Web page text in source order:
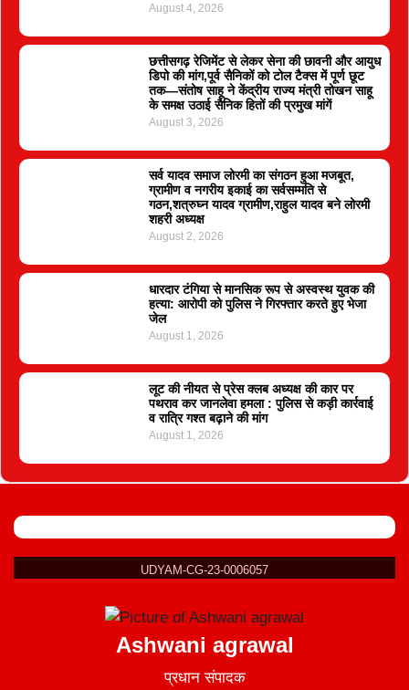
August 4, 2026
छत्तीसगढ़ रेजिमेंट से लेकर सेना की छावनी और आयुध
डिपो की मांग,पूर्व सैनिकों को टोल टैक्स में पूर्ण छूट
तक—संतोष साहू ने केंद्रीय राज्य मंत्री तोखन साहू
के समक्ष उठाई सैनिक हितों की प्रमुख मांगें
August 3, 2026
सर्व यादव समाज लोरमी का संगठन हुआ मजबूत,
ग्रामीण व नगरीय इकाई का सर्वसम्मति से
गठन,शत्रुघ्न यादव ग्रामीण,राहुल यादव बने लोरमी
शहरी अध्यक्ष
August 2, 2026
धारदार टंगिया से मानसिक रूप से अस्वस्थ युवक की
हत्या: आरोपी को पुलिस ने गिरफ्तार करते हुए भेजा
जेल
August 1, 2026
लूट की नीयत से प्रेस क्लब अध्यक्ष की कार पर
पथराव कर जानलेवा हमला : पुलिस से कड़ी कार्रवाई
व रात्रि गश्त बढ़ाने की मांग
August 1, 2026
UDYAM-CG-23-0006057
Ashwani agrawal
प्रधान संपादक